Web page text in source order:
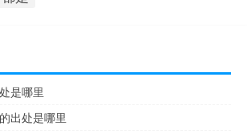
是哪里
出处是哪里